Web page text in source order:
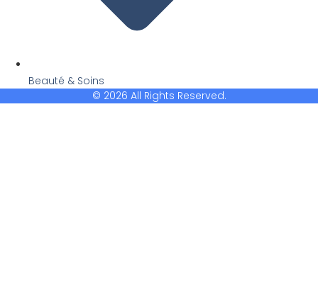
Beauté & Soins
© 2026 All Rights Reserved.